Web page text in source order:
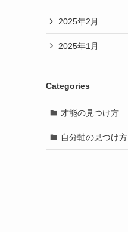
2025年2月
2025年1月
Categories
才能の見つけ方
自分軸の見つけ方